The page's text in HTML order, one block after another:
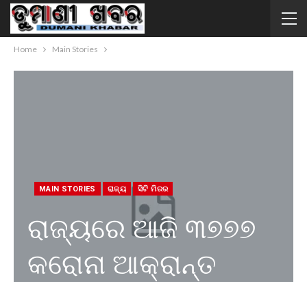
Home Main Stories
MAIN STORIES ରାଜ୍ୟ ସିଟି ମିରର
ରାଜ୍ୟରେ ଆଜି ୩୭୭୭
କରୋନା ଆକ୍ରାନ୍ତ